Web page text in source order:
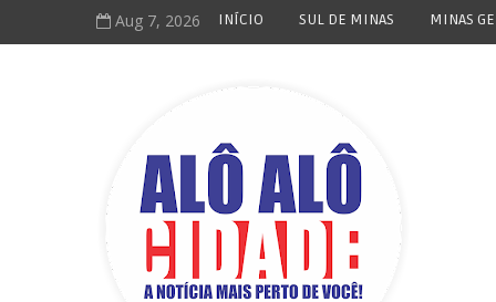
Aug 7, 2026 INÍCIO SUL DE MINAS MINAS